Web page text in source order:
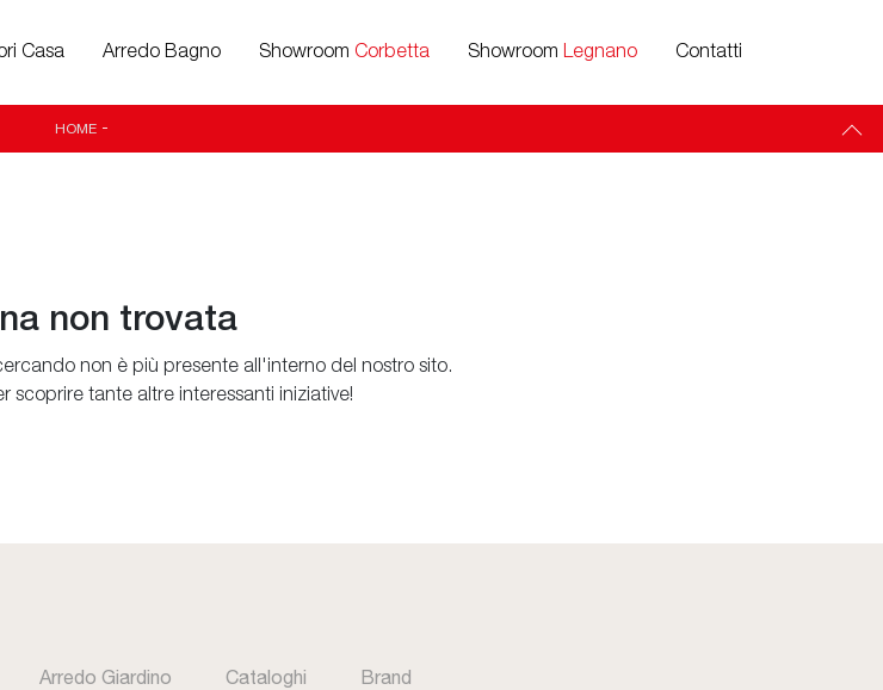
Casa Arredo Bagno Showroom Corbetta Showroom Legnano Contatti
HOME-
non trovata
non è più presente all'interno del nostro sito.
scoprire tante altre interessanti iniziative!
Arredo Giardino Cataloghi Brand